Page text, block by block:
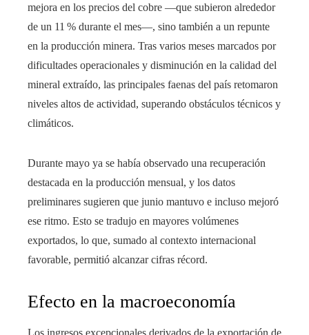
mejora en los precios del cobre —que subieron alrededor
de un 11 % durante el mes—, sino también a un repunte
en la producción minera. Tras varios meses marcados por
dificultades operacionales y disminución en la calidad del
mineral extraído, las principales faenas del país retomaron
niveles altos de actividad, superando obstáculos técnicos y
climáticos.
Durante mayo ya se había observado una recuperación
destacada en la producción mensual, y los datos
preliminares sugieren que junio mantuvo e incluso mejoró
ese ritmo. Esto se tradujo en mayores volúmenes
exportados, lo que, sumado al contexto internacional
favorable, permitió alcanzar cifras récord.
Efecto en la macroeconomía
Los ingresos excepcionales derivados de la exportación de